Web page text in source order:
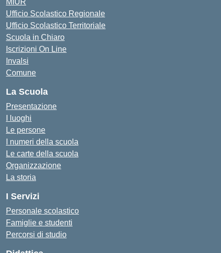
MIUR
Ufficio Scolastico Regionale
Ufficio Scolastico Territoriale
Scuola in Chiaro
Iscrizioni On Line
Invalsi
Comune
La Scuola
Presentazione
I luoghi
Le persone
I numeri della scuola
Le carte della scuola
Organizzazione
La storia
I Servizi
Personale scolastico
Famiglie e studenti
Percorsi di studio